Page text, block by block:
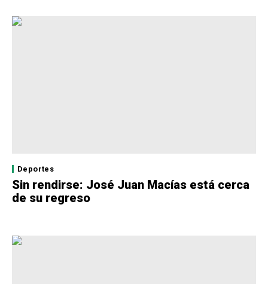
Deportes
Sin rendirse: José Juan Macías está cerca
de su regreso